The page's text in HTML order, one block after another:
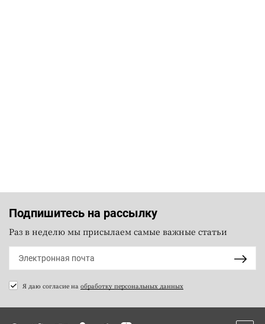
Подпишитесь на рассылку
Раз в неделю мы присылаем самые важные статьи
Я даю согласие на обработку персональных данных